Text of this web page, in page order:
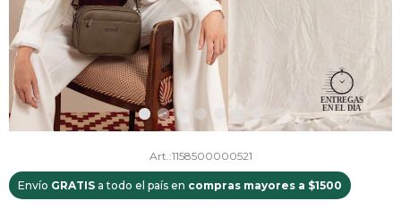
1158500000521
Envío GRATIS a todo el país en compras mayores a $1500